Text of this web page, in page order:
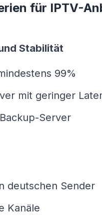
für IPTV-
Stabilität
99%
mit geringer
Server
deutschen Sender
Kanäle